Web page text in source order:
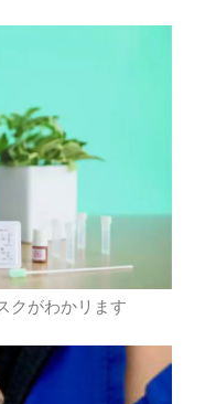
クがわかリます